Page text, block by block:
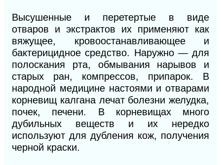
Высушенные и перетертые в виде
отваров и экстрактов их применяют как
вяжущее, кровоостанавливающее и
бактерицидное средство. Наружно — для
полоскания рта, обмывания нарывов и
старых ран, компрессов, припарок. В
народной медицине настоями и отварами
корневищ калгана лечат болезни желудка,
почек, печени. В корневищах много
дубильных веществ и их нередко
используют для дубления кож, получения
черной краски.